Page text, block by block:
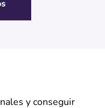
y conseguir